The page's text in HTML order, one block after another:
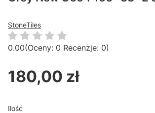
StoneTiles
0.00(Oceny: 0 Recenzje: 0)
Cena
180,00 zł
Ilość